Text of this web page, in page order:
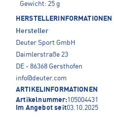
Gewicht: 25 g
HERSTELLERINFORMATIONEN
Hersteller
Deuter Sport GmbH
Daimlerstraße 23
DE - 86368 Gersthofen
info@deuter.com
ARTIKELINFORMATIONEN
Artikelnummer:105004431
Im Angebot seit03.10.2025